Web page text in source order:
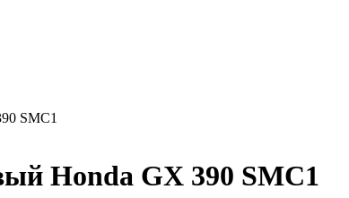
SMC1
Honda GX 390 SMC1